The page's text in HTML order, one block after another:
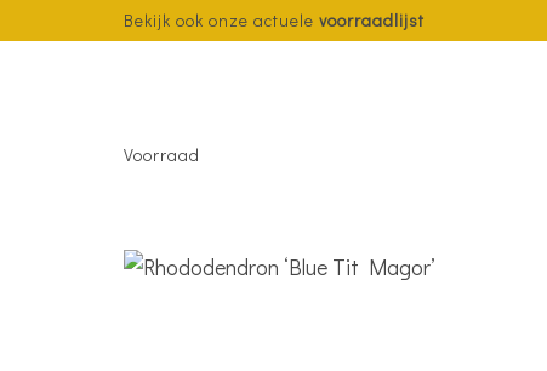
Bekijk ook onze actuele voorraadlijst
Voorraad